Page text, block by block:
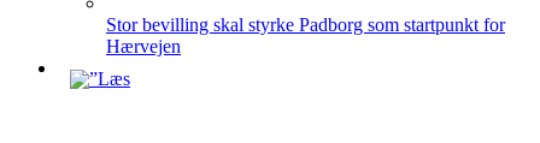
Stor bevilling skal styrke Padborg som startpunkt for
Hærvejen